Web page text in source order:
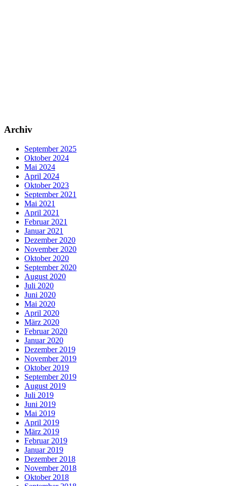
Archiv
September 2025
Oktober 2024
Mai 2024
April 2024
Oktober 2023
September 2021
Mai 2021
April 2021
Februar 2021
Januar 2021
Dezember 2020
November 2020
Oktober 2020
September 2020
August 2020
Juli 2020
Juni 2020
Mai 2020
April 2020
März 2020
Februar 2020
Januar 2020
Dezember 2019
November 2019
Oktober 2019
September 2019
August 2019
Juli 2019
Juni 2019
Mai 2019
April 2019
März 2019
Februar 2019
Januar 2019
Dezember 2018
November 2018
Oktober 2018